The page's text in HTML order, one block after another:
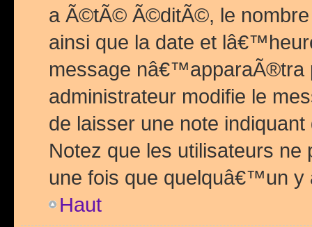
a Ã©tÃ© Ã©ditÃ©, le
ainsi que la date et
message nâ€™apparaÃ®tra
administrateur modifie le
de laisser une note
Notez que les utilisateurs
une fois que quelquâ€™un y
Haut